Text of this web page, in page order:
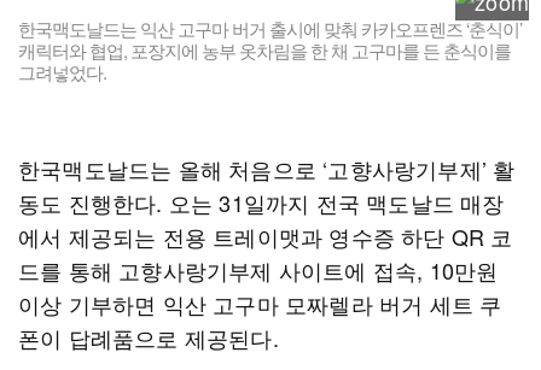
한국맥도날드는 익산 고구마 버거 출시에 맞춰 카카오프렌즈 ‘춘식이’
캐릭터와 협업, 포장지에 농부 옷차림을 한 채 고구마를 든 춘식이를
그려넣었다.
한국맥도날드는 올해 처음으로 ‘고향사랑기부제’ 활
동도 진행한다. 오는 31일까지 전국 맥도날드 매장
에서 제공되는 전용 트레이맷과 영수증 하단 QR 코
드를 통해 고향사랑기부제 사이트에 접속, 10만원
이상 기부하면 익산 고구마 모짜렐라 버거 세트 쿠
폰이 답례품으로 제공된다.